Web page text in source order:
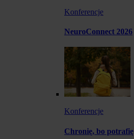
Konferencje
NeuroConnect 2026
Konferencje
Chronię, bo potrafię